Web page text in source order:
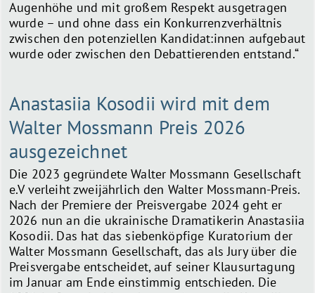
Augenhöhe und mit großem Respekt ausgetragen
wurde – und ohne dass ein Konkurrenzverhältnis
zwischen den potenziellen Kandidat:innen aufgebaut
wurde oder zwischen den Debattierenden entstand.“
Anastasiia Kosodii wird mit dem
Walter Mossmann Preis 2026
ausgezeichnet
Die 2023 gegründete Walter Mossmann Gesellschaft
e.V verleiht zweijährlich den Walter Mossmann-Preis.
Nach der Premiere der Preisvergabe 2024 geht er
2026 nun an die ukrainische Dramatikerin Anastasiia
Kosodii. Das hat das siebenköpfige Kuratorium der
Walter Mossmann Gesellschaft, das als Jury über die
Preisvergabe entscheidet, auf seiner Klausurtagung
im Januar am Ende einstimmig entschieden. Die